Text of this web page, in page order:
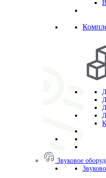
Звуковое